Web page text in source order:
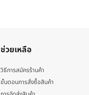
ช่วยเหลือ
วิธีการสมัครร้านค้า
ขั้นตอนการสั่งซื้อสินค้า